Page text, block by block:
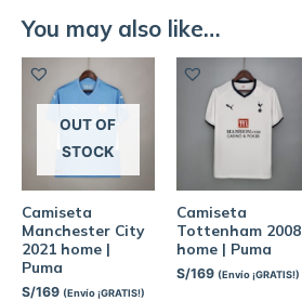
You may also like…
OUT OF
STOCK
Camiseta
Manchester City
2021 home |
Puma
S/169 (Envío ¡GRATIS!)
Camiseta
Tottenham 2008
home | Puma
S/169 (Envío ¡GRATIS!)